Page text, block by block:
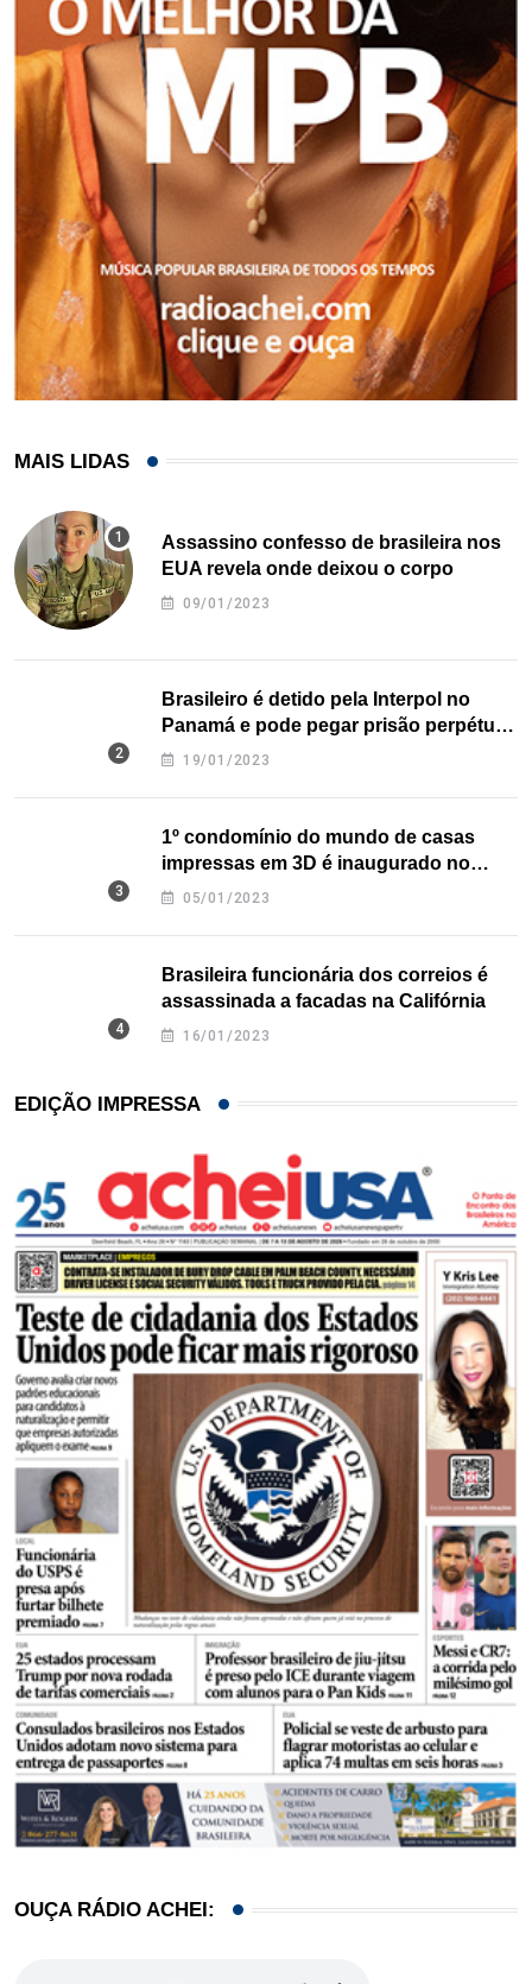
MAIS LIDAS
Assassino confesso de brasileira nos
EUA revela onde deixou o corpo
09/01/2023
Brasileiro é detido pela Interpol no
Panamá e pode pegar prisão perpétua
nos EUA
19/01/2023
1º condomínio do mundo de casas
impressas em 3D é inaugurado no
Texas
05/01/2023
Brasileira funcionária dos correios é
assassinada a facadas na Califórnia
16/01/2023
EDIÇÃO IMPRESSA
OUÇA RÁDIO ACHEI: